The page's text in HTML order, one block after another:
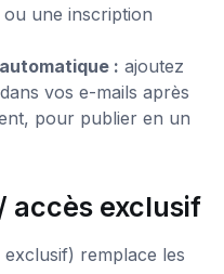
une inscription
: ajoutez
vos e-mails après
pour publier en un
accès exclusif
remplace les